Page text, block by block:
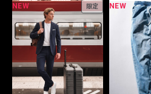
NEW 限定 NEW